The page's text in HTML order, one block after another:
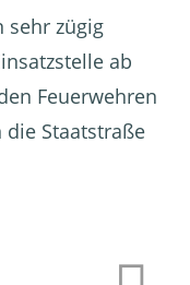
sehr zügig
ab
Feuerwehren
Staatstraße